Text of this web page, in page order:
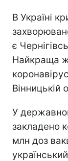
В Україні
є
Найкраща ж
Вінницькій
У
закладено
млн доз